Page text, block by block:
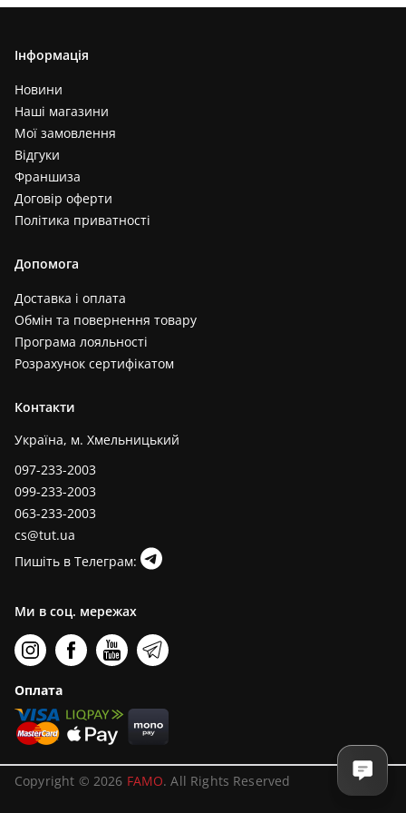
Інформація
Новини
Наші магазини
Мої замовлення
Відгуки
Франшиза
Договір оферти
Політика приватності
Допомога
Доставка і оплата
Обмін та повернення товару
Програма лояльності
Розрахунок сертифікатом
Контакти
Україна, м. Хмельницький
097-233-2003
099-233-2003
063-233-2003
cs@tut.ua
Пишіть в Телеграм:
Ми в соц. мережах
Оплата
Copyright © 2026 FAMO. All Rights Reserved